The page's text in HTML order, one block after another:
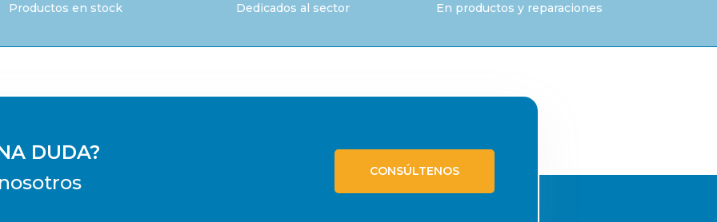
Productos en stock Dedicados al sector En productos y reparaciones
DUDA?
CONSÚLTENOS